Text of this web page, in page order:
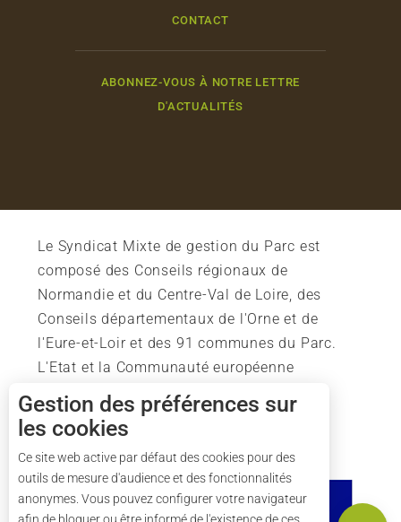
Tarifs
Carte
CONTACT
ABONNEZ-VOUS À NOTRE LETTRE
D'ACTUALITÉS
Le Syndicat Mixte de gestion du Parc est
composé des Conseils régionaux de
Normandie et du Centre-Val de Loire, des
Conseils départementaux de l'Orne et de
l'Eure-et-Loir et des 91 communes du Parc.
L'Etat et la Communauté européenne
soutiennent également l'action du Parc.
Gestion des préférences sur
les cookies
Ce site web active par défaut des cookies pour des
outils de mesure d'audience et des fonctionnalités
anonymes. Vous pouvez configurer votre navigateur